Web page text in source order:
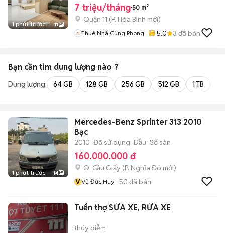
1 phút trước 11
7 triệu/tháng 50 m²
Quận 11 (P. Hòa Bình mới)
Thuê Nhà Cùng Phong 5.0 3 đã bán
Bạn cần tìm dung lượng nào ?
Dung lượng: 64 GB 128 GB 256 GB 512 GB 1 TB
1 phút trước 14
Mercedes-Benz Sprinter 313 2010
Bạc
2010 Đã sử dụng Dầu Số sàn
160.000.000 đ
Q. Cầu Giấy (P. Nghĩa Đô mới)
VVũ Đức Huy 50 đã bán
Tuển thợ SỬA XE, RỬA XE
thúy diễm